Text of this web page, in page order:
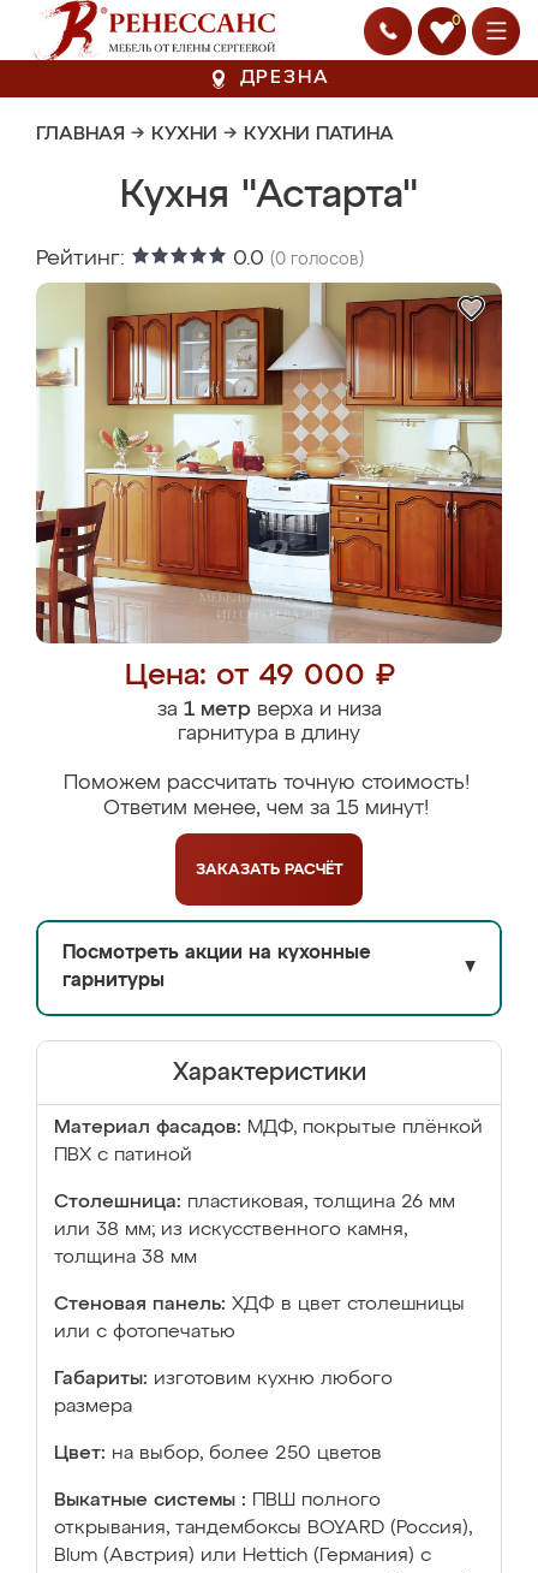
0
ДРЕЗНА
ГЛАВНАЯ → КУХНИ → КУХНИ ПАТИНА
Кухня "Астарта"
Рейтинг: 0.0 (0 голосов)
Цена: от 49 000 ₽
за 1 метрверха и низа
гарнитура в длину
Поможем рассчитать точную стоимость!
Ответим менее, чем за 15 минут!
ЗАКАЗАТЬ РАСЧЁТ
Посмотреть акции на кухонные
гарнитуры
▼
Характеристики
Материал фасадов: МДФ, покрытые плёнкой
ПВХ с патиной
Столешница: пластиковая, толщина 26 мм
или 38 мм; из искусственного камня,
толщина 38 мм
Стеновая панель: ХДФ в цвет столешницы
или с фотопечатью
Габариты: изготовим кухню любого
размера
Цвет: на выбор, более 250 цветов
Выкатные системы :
ПВШ полного
открывания, тандембоксы BOYARD (Россия),
Blum (Австрия) или Hettich (Германия) с